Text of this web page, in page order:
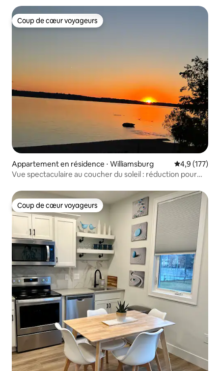
Coup de cœur voyageurs
Coup de cœur voyageurs
Appartement en résidence ⋅ Williamsburg Évaluation
4,9 (177)
Vue spectaculaire au coucher du soleil : réduction pour
Coup de cœur voyageurs
Coup de cœur voyageurs